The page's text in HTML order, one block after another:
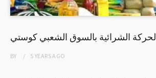
الشرائية بالسوق الشعبي كوستي
BY 5 YEARSAGO